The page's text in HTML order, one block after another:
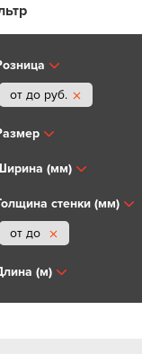
от до руб.
(мм)
стенки (мм)
от до
(м)